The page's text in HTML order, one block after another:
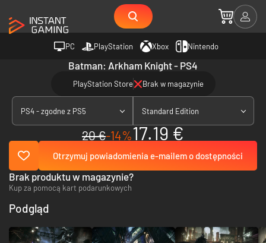
PC PlayStation Xbox Nintendo
Batman: Arkham Knight - PS4
PlayStation Store Brak w magazynie
PS4 - zgodne z PS5 Standard Edition
20 €-14%17.19 €
Otrzymuj powiadomienia e-mailem o dostępności
Brak produktu w magazynie?
Kup za pomocą kart podarunkowych
Podgląd